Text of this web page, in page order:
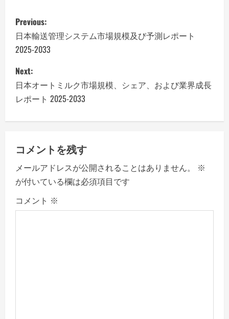
P
o
s
t
n
a
v
i
g
a
Previous:
日本輸送管理システム市場規模及び予測レポート
2025-2033
Next:
日本オートミルク市場規模、シェア、および業界成長
レポート 2025-2033
コメントを残す
メールアドレスが公開されることはありません。
※
が付いている欄は必須項目です
コメント ※